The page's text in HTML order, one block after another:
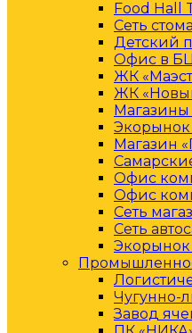
Food Hall
Сеть
Детский
Офис в БЦ
ЖК
ЖК
Магазины
Экорынок
Магазин
Офис
Офис
Сеть
Сеть
Экорынок
Чугунно-
Завод